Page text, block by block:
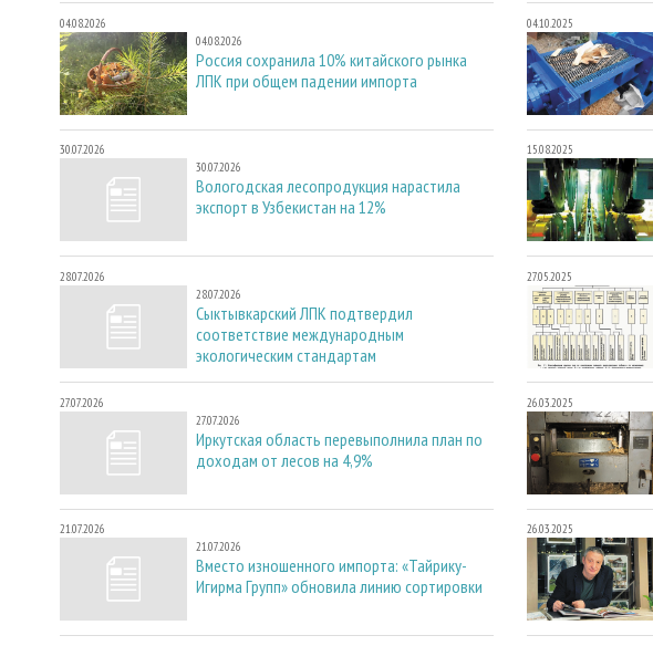
04.08.2026
04.08.2026
Россия сохранила 10% китайского рынка
ЛПК при общем падении импорта
30.07.2026
30.07.2026
Вологодская лесопродукция нарастила
экспорт в Узбекистан на 12%
28.07.2026
28.07.2026
Сыктывкарский ЛПК подтвердил
соответствие международным
экологическим стандартам
27.07.2026
27.07.2026
Иркутская область перевыполнила план по
доходам от лесов на 4,9%
21.07.2026
21.07.2026
Вместо изношенного импорта: «Тайрику-
Игирма Групп» обновила линию сортировки
04.10.2025
15.08.2025
27.05.2025
26.03.2025
26.03.2025